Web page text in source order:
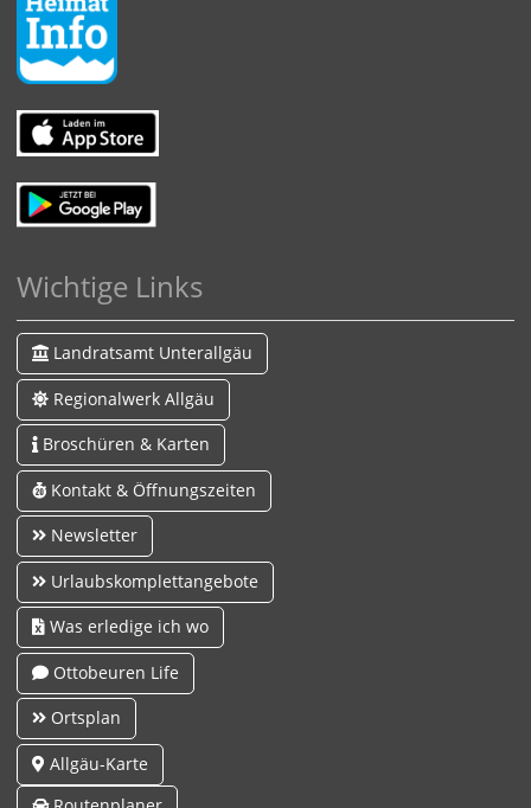
Wichtige Links
Landratsamt Unterallgäu
Regionalwerk Allgäu
Broschüren & Karten
Kontakt & Öffnungszeiten
Newsletter
Urlaubskomplettangebote
Was erledige ich wo
Ottobeuren Life
Ortsplan
Allgäu-Karte